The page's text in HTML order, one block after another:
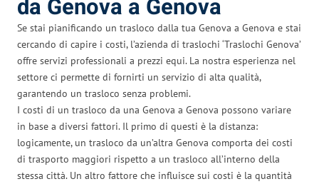
da Genova a Genova
Se stai pianificando un trasloco dalla tua Genova a Genova e stai
cercando di capire i costi, l’azienda di traslochi ‘Traslochi Genova’
offre servizi professionali a prezzi equi. La nostra esperienza nel
settore ci permette di fornirti un servizio di alta qualità,
garantendo un trasloco senza problemi.
I costi di un trasloco da una Genova a Genova possono variare
in base a diversi fattori. Il primo di questi è la distanza:
logicamente, un trasloco da un’altra Genova comporta dei costi
di trasporto maggiori rispetto a un trasloco all’interno della
stessa città. Un altro fattore che influisce sui costi è la quantità